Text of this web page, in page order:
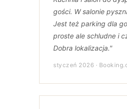
gości. W salonie
Jest też parking dla
proste ale schludne i
Dobra lokalizacja."
styczeń 2026 ·